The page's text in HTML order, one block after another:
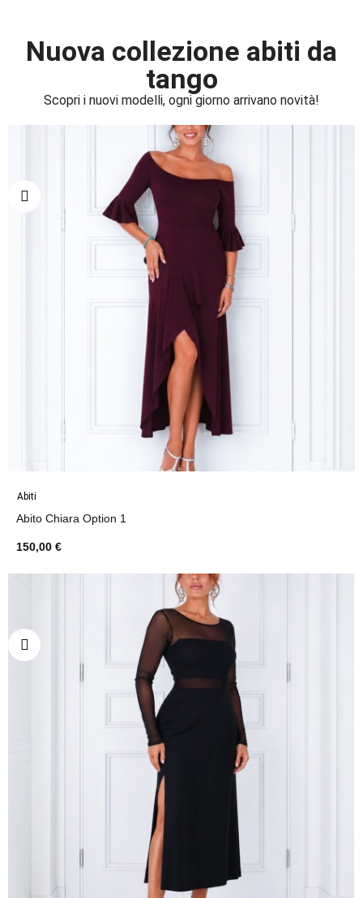
Nuova collezione abiti da
tango
Scopri i nuovi modelli, ogni giorno arrivano novità!
Abiti
Abito Chiara Option 1
150,00 €